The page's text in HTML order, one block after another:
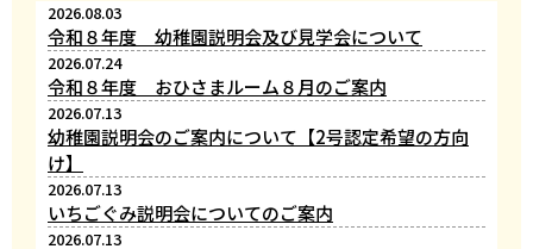
2026.08.03
令和８年度 幼稚園説明会及び見学会について
2026.07.24
令和８年度 おひさまルーム８月のご案内
2026.07.13
幼稚園説明会のご案内について【2号認定希望の方向
け】
2026.07.13
いちごぐみ説明会についてのご案内
2026.07.13